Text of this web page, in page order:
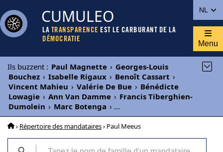
NL
CUMULEO
LA TRANSPARENCE EST LE CARBURANT DE LA
DÉMOCRATIE
Menu
Ils buzzent : Paul Magnette › Georges-Louis
Bouchez › Isabelle Rigaux › Benoît Cassart ›
Vincent Mahieu › Valérie De Bue › Bénédicte
Lowagie › Ann Van Damme › Francis Tiberghien-
Dumolein › Marc Botenga › ...
› Répertoire des mandataires› Paul Meeus